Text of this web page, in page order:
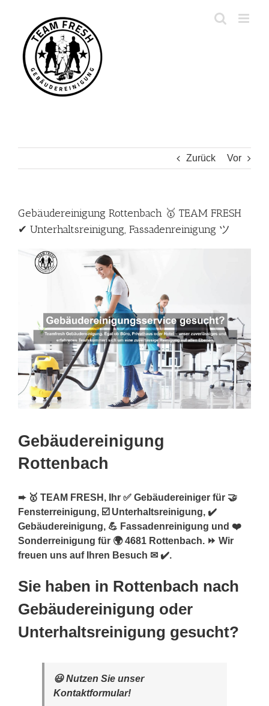
springen
Zurück Vor
Gebäudereinigung Rottenbach 🥇 TEAM FRESH
✔ Unterhaltsreinigung, Fassadenreinigung ツ
Gebäudereinigung
Rottenbach
➨ 🥇 TEAM FRESH, Ihr ✅ Gebäudereiniger für 🤝
Fensterreinigung, ☑️ Unterhaltsreinigung, ✔️
Gebäudereinigung, 💪 Fassadenreinigung und ❤️
Sonderreinigung für 🌍 4681 Rottenbach. ⏩ Wir
freuen uns auf Ihren Besuch ✉ ✔️.
Sie haben in Rottenbach nach
Gebäudereinigung oder
Unterhaltsreinigung gesucht?
😃 Nutzen Sie unser
Kontaktformular!